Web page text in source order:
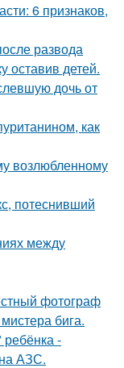
6 признаков,
развода
оставив детей.
дочь от
как
возлюбленному
потеснивший
между
фотограф
бига.
-
АЗС.